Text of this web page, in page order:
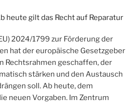
heute gilt das Recht auf Reparatur
2024/1799 zur Förderung der
hat der europäische Gesetzgeber
Rechtsrahmen geschaffen, der
stärken und den Austausch
soll. Ab heute, dem
neuen Vorgaben. Im Zentrum